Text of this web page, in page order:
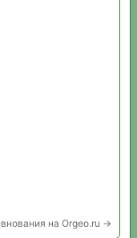
на Orgeo.ru →